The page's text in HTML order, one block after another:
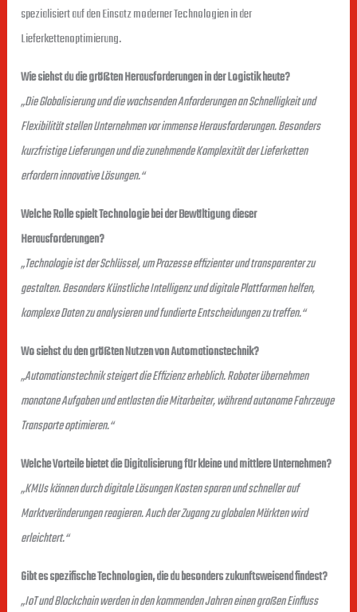
spezialisiert auf den Einsatz moderner Technologien in der
Lieferkettenoptimierung.
Wie siehst du die größten Herausforderungen in der Logistik heute?
„Die Globalisierung und die wachsenden Anforderungen an Schnelligkeit und
Flexibilität stellen Unternehmen vor immense Herausforderungen. Besonders
kurzfristige Lieferungen und die zunehmende Komplexität der Lieferketten
erfordern innovative Lösungen.“
Welche Rolle spielt Technologie bei der Bewältigung dieser
Herausforderungen?
„Technologie ist der Schlüssel, um Prozesse effizienter und transparenter zu
gestalten. Besonders Künstliche Intelligenz und digitale Plattformen helfen,
komplexe Daten zu analysieren und fundierte Entscheidungen zu treffen.“
Wo siehst du den größten Nutzen von Automationstechnik?
„Automationstechnik steigert die Effizienz erheblich. Roboter übernehmen
monotone Aufgaben und entlasten die Mitarbeiter, während autonome Fahrzeuge
Transporte optimieren.“
Welche Vorteile bietet die Digitalisierung für kleine und mittlere Unternehmen?
„KMUs können durch digitale Lösungen Kosten sparen und schneller auf
Marktveränderungen reagieren. Auch der Zugang zu globalen Märkten wird
erleichtert.“
Gibt es spezifische Technologien, die du besonders zukunftsweisend findest?
„IoT und Blockchain werden in den kommenden Jahren einen großen Einfluss